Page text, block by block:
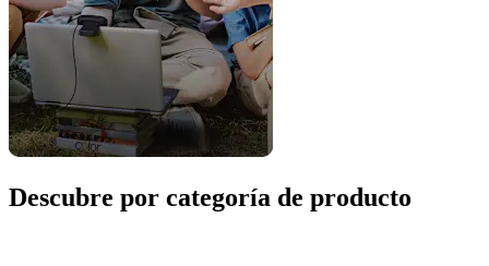
Descubre por categoría de producto